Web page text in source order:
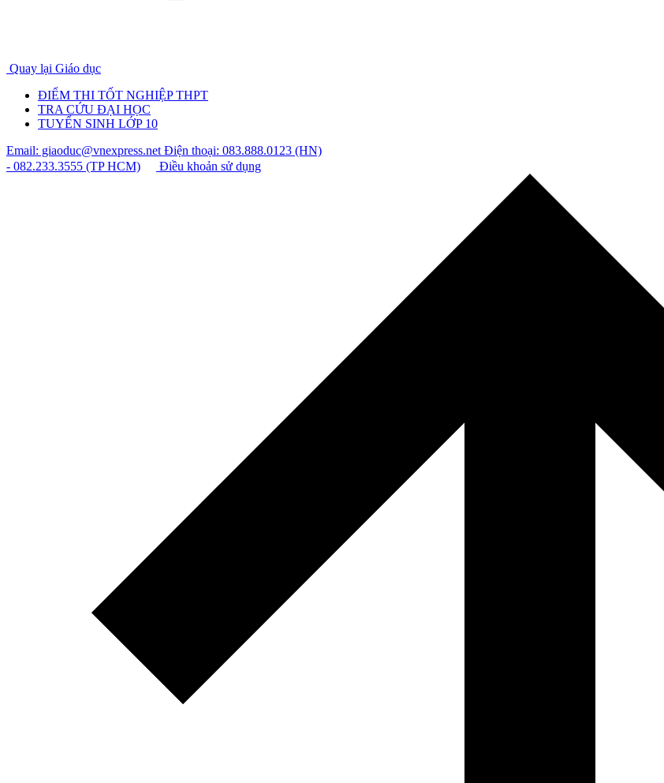
Quay lại Giáo dục
ĐIỂM THI TỐT NGHIỆP THPT
TRA CỨU ĐẠI HỌC
TUYỂN SINH LỚP 10
Email: giaoduc@vnexpress.netĐiện thoại: 083.888.0123 (HN)
- 082.233.3555 (TP HCM)
Điều khoản sử dụng